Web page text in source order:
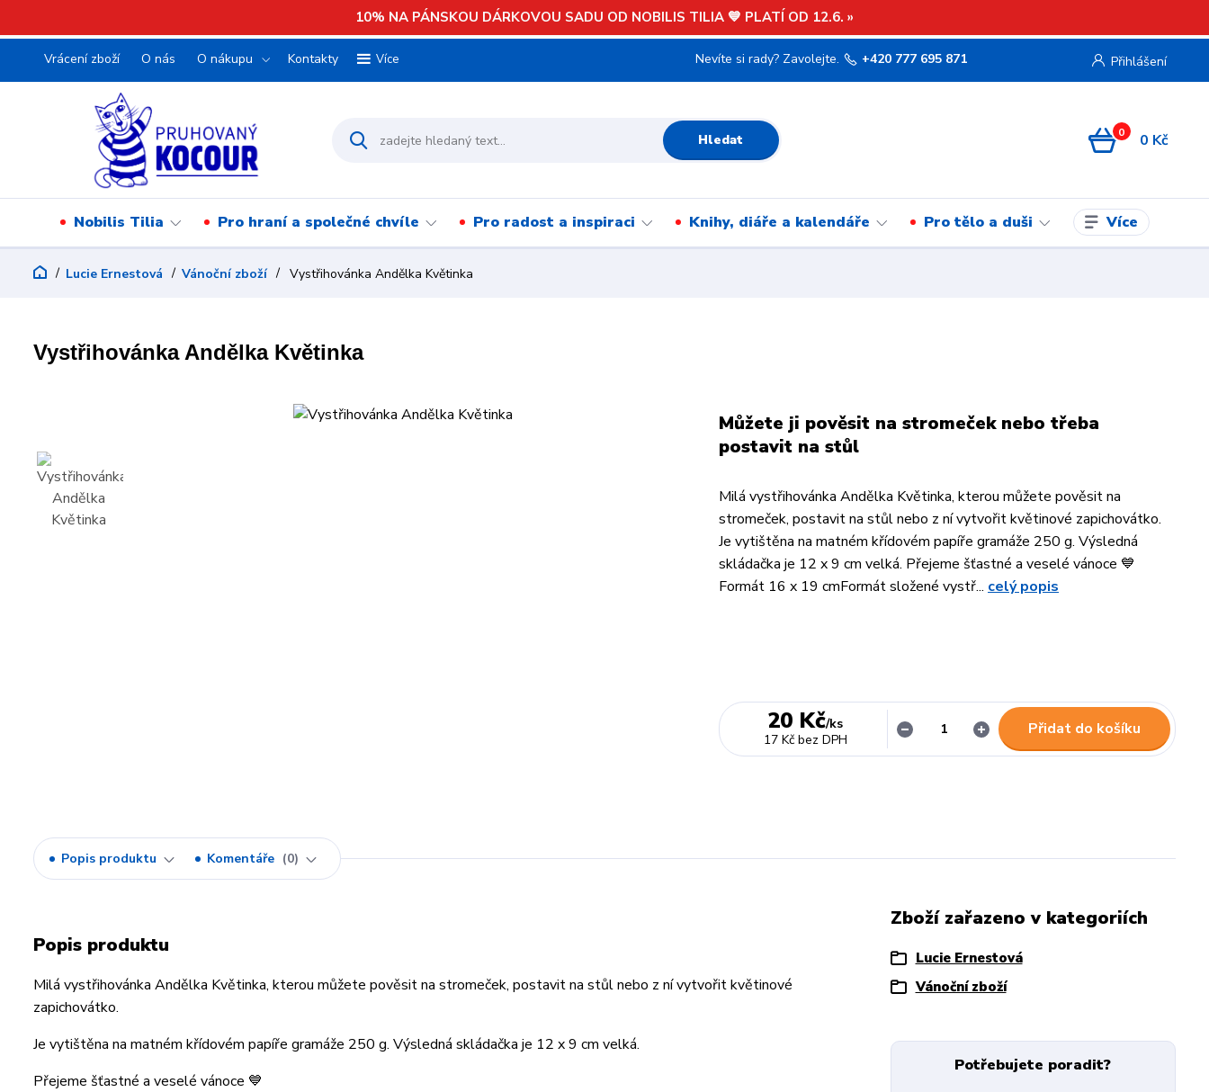
10% NA PÁNSKOU DÁRKOVOU SADU OD NOBILIS TILIA 💙 PLATÍ OD 12.6. »
Vrácení zboží O nás O nákupu Kontakty Více Přihlášení
Hledat
Nevíte si rady? Zavolejte. +420 777 695 871
0 0 Kč
Nobilis Tilia Pro hraní a společné chvíle Pro radost a inspiraci Knihy, diáře a kalendáře Pro tělo a duši Více
Lucie Ernestová Vánoční zboží Vystřihovánka Andělka Květinka
Vystřihovánka Andělka Květinka
Můžete ji pověsit na stromeček nebo třeba
postavit na stůl
Milá vystřihovánka Andělka Květinka, kterou můžete pověsit na
stromeček, postavit na stůl nebo z ní vytvořit květinové zapichovátko.
Je vytištěna na matném křídovém papíře gramáže 250 g. Výsledná
skládačka je 12 x 9 cm velká. Přejeme šťastné a veselé vánoce 💙
Formát 16 x 19 cmFormát složené vystř... celý popis
20 Kč/ks
17 Kč bez DPH
Přidat do košíku
Popis produktu Komentáře 0
Popis produktu
Milá vystřihovánka Andělka Květinka, kterou můžete pověsit na stromeček, postavit na stůl nebo z ní vytvořit květinové
zapichovátko.
Je vytištěna na matném křídovém papíře gramáže 250 g. Výsledná skládačka je 12 x 9 cm velká.
Přejeme šťastné a veselé vánoce 💙
Zboží zařazeno v kategoriích
Lucie Ernestová
Vánoční zboží
Potřebujete poradit?